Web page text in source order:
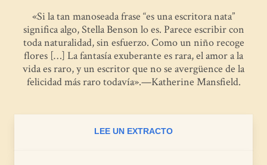
«Si la tan manoseada frase “es una escritora nata”
significa algo, Stella Benson lo es. Parece escribir con
toda naturalidad, sin esfuerzo. Como un niño recoge
flores […] La fantasía exuberante es rara, el amor a la
vida es raro, y un escritor que no se avergüence de la
felicidad más raro todavía».—Katherine Mansfield.
LEE UN EXTRACTO